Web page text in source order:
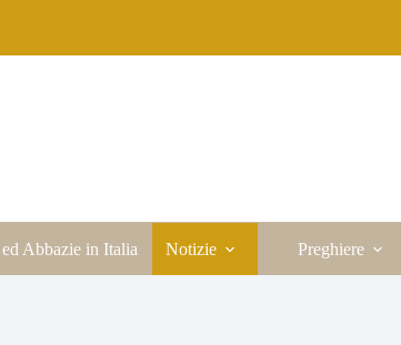
Abbazie in Italia Notizie Preghiere